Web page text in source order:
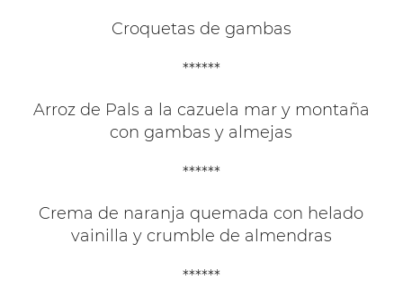
Croquetas de gambas
******
Arroz de Pals a la cazuela mar y montaña
con gambas y almejas
******
Crema de naranja quemada con helado
vainilla y crumble de almendras
******